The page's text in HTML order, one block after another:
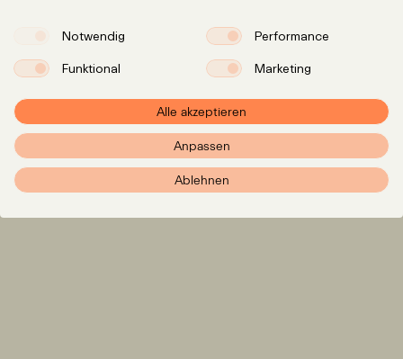
Expertise
Team
Insights
Karriere
LinkedIn
Instagram
Notwendig
Performance
Funktional
Marketing
Alle akzeptieren
Anpassen
Ablehnen